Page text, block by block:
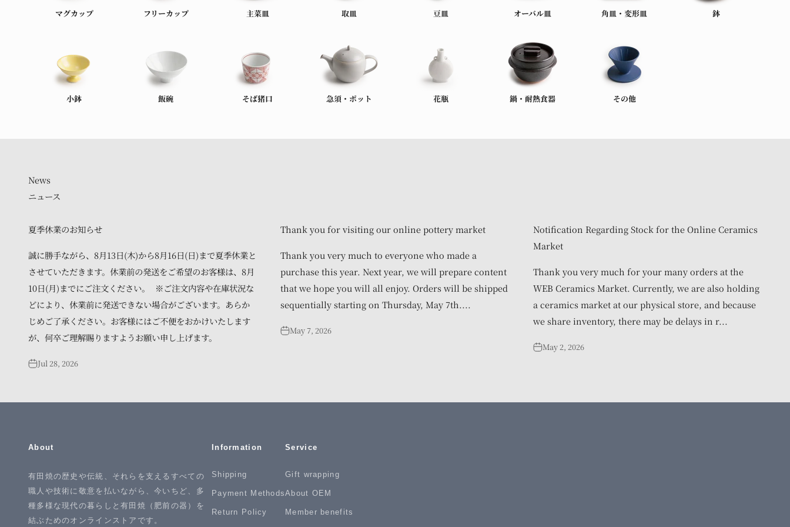
マグカップ フリーカップ 主菜皿 取皿 豆皿 オーバル皿 角皿・変形皿 鉢
小鉢 飯碗 そば猪口 急須・ポット 花瓶 鍋・耐熱食器 その他
ニュース
夏季休業のお知らせ
誠に勝手ながら、8月13日(木)から8月16日(日)まで夏季休業と
させていただきます。休業前の発送をご希望のお客様は、8月
10日(月)までにご注文ください。 ※ご注文内容や在庫状況な
どにより、休業前に発送できない場合がございます。あらか
じめご了承ください。お客様にはご不便をおかけいたします
が、何卒ご理解賜りますようお願い申し上げます。
Jul 28, 2026
Thank you for visiting our online pottery market
Thank you very much to everyone who made a
purchase this year. Next year, we will prepare content
that we hope you will all enjoy. Orders will be shipped
sequentially starting on Thursday, May 7th....
May 7, 2026
Notification Regarding Stock for the Online Ceramics
Market
Thank you very much for your many orders at the
WEB Ceramics Market. Currently, we are also holding
a ceramics market at our physical store, and because
we share inventory, there may be delays in r...
May 2, 2026
About
有田焼の歴史や伝統、それらを支えるすべての
職人や技術に敬意を払いながら、今いちど、多
種多様な現代の暮らしと有田焼（肥前の器）を
結ぶためのオンラインストアです。
Information
Shipping
Payment Methods
Return Policy
Service
Gift wrapping
About OEM
Member benefits